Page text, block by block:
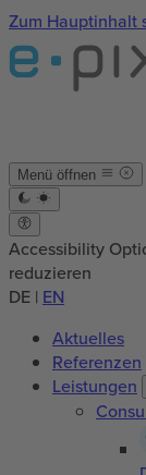
Zum Hauptinhalt
Menü öffnen
Accessibility
reduzieren
DE | EN
Aktuelles
Referenzen
Leistungen